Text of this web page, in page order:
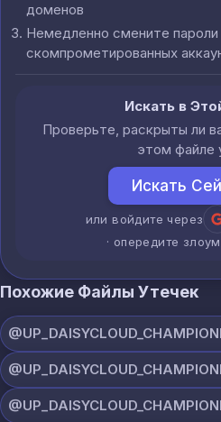
доменов
Немедленно смените пароли
скомпрометированных
Искать в
Проверьте, раскрыты ли
этом файле
Искать
или войдите через
· опередите
Похожие Файлы Утечек